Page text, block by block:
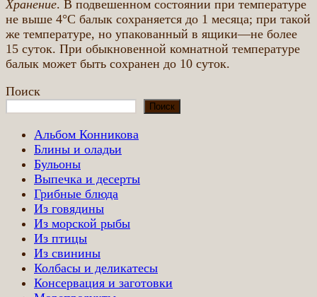
Хранение. В подвешенном состоянии при температуре
не выше 4°С балык сохраняется до 1 месяца; при такой
же температуре, но упакованный в ящики—не более
15 суток. При обыкновенной комнатной температуре
балык может быть сохранен до 10 суток.
Поиск
Поиск
Альбом Конникова
Блины и оладьи
Бульоны
Выпечка и десерты
Грибные блюда
Из говядины
Из морской рыбы
Из птицы
Из свинины
Колбасы и деликатесы
Консервация и заготовки